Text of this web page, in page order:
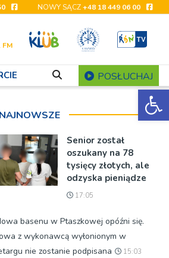
NOWY SĄCZ+48 18 449 06 00
FM
POSŁUCHAJ
NAJNOWSZE
Senior został
oszukany na 78
tysięcy złotych, ale
odzyska pieniądze
17:05
basenu w Ptaszkowej opóźni się.
z wykonawcą wyłonionym w
nie zostanie podpisana
15:03